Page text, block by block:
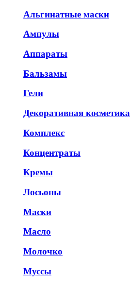
Альгинатные маски
Ампулы
Аппараты
Бальзамы
Гели
Декоративная косметика
Комплекс
Концентраты
Кремы
Лосьоны
Маски
Масло
Молочко
Муссы